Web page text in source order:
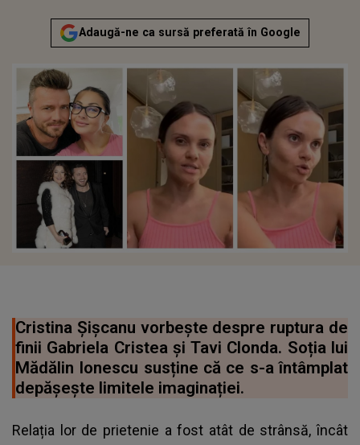
Adaugă-ne ca sursă preferată în Google
Cristina Șișcanu vorbește despre ruptura de
finii Gabriela Cristea și Tavi Clonda. Soția lui
Mădălin Ionescu susține că ce s-a întâmplat
depășește limitele imaginației.
Relația lor de prietenie a fost atât de strânsă, încât